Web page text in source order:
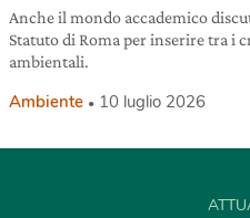
Anche il mondo accademico
Statuto di Roma per inserire tra i
ambientali.
Ambiente 10 luglio 2026